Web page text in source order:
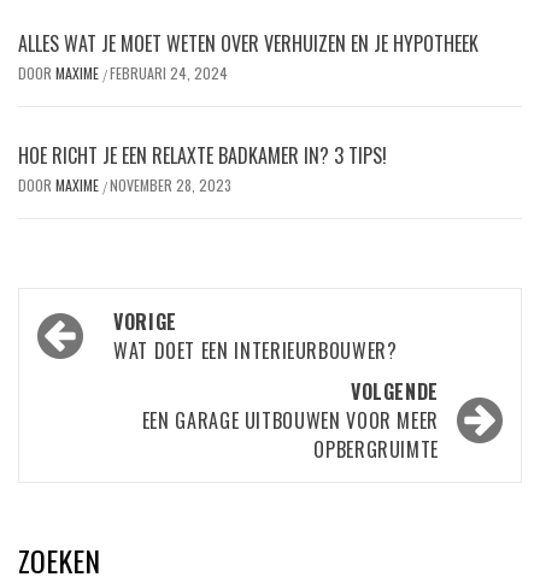
ALLES WAT JE MOET WETEN OVER VERHUIZEN EN JE HYPOTHEEK
DOOR MAXIME /FEBRUARI 24, 2024
HOE RICHT JE EEN RELAXTE BADKAMER IN? 3 TIPS!
DOOR MAXIME /NOVEMBER 28, 2023
Bericht
navigatie
VORIGE
WAT DOET EEN INTERIEURBOUWER?
VOLGENDE
EEN GARAGE UITBOUWEN VOOR MEER
OPBERGRUIMTE
ZOEKEN